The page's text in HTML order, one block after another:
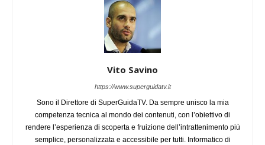
Vito Savino
https://www.superguidatv.it
Sono il Direttore di SuperGuidaTV. Da sempre unisco la mia
competenza tecnica al mondo dei contenuti, con l’obiettivo di
rendere l’esperienza di scoperta e fruizione dell’intrattenimento più
semplice, personalizzata e accessibile per tutti. Informatico di